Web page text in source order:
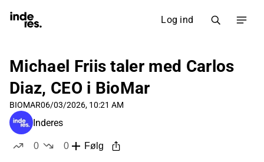
Log ind
Michael Friis taler med Carlos
Diaz, CEO i BioMar
BIOMAR06/03/2026, 10:21 AM
Inderes
0
0
Følg